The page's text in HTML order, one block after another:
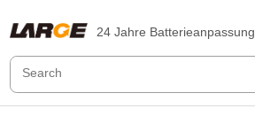
24 Jahre Batterieanpassung